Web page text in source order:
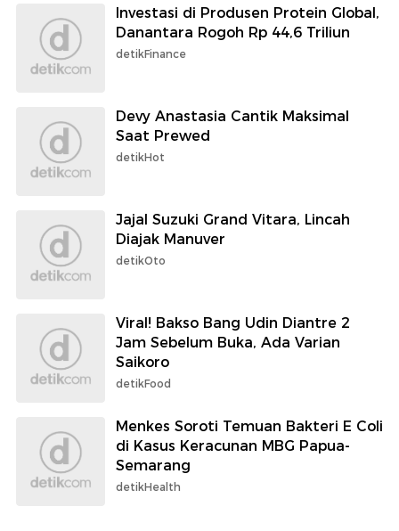
Investasi di Produsen Protein Global,
Danantara Rogoh Rp 44,6 Triliun
detikFinance
Devy Anastasia Cantik Maksimal
Saat Prewed
detikHot
Jajal Suzuki Grand Vitara, Lincah
Diajak Manuver
detikOto
Viral! Bakso Bang Udin Diantre 2
Jam Sebelum Buka, Ada Varian
Saikoro
detikFood
Menkes Soroti Temuan Bakteri E Coli
di Kasus Keracunan MBG Papua-
Semarang
detikHealth